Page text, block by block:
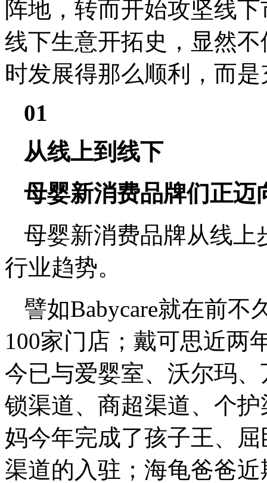
阵地，转而开始攻坚线
线下生意开拓史，显然
时发展得那么顺利，而
01
从线上到线下
母婴新消费品牌们正迈
母婴新消费品牌从线上
行业趋势。
譬如Babycare就在前
100家门店；戴可思近两
今已与爱婴室、沃尔玛
锁渠道、商超渠道、个
妈今年完成了孩子王、
渠道的入驻；海龟爸爸